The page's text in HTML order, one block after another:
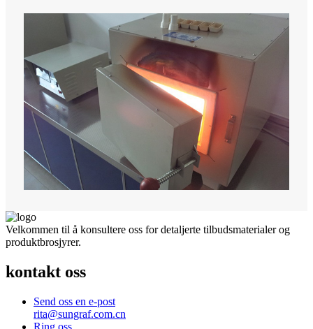
Velkommen til å konsultere oss for detaljerte tilbudsmaterialer og
produktbrosjyrer.
kontakt oss
Send oss ​​en e-post
rita@sungraf.com.cn
Ring oss